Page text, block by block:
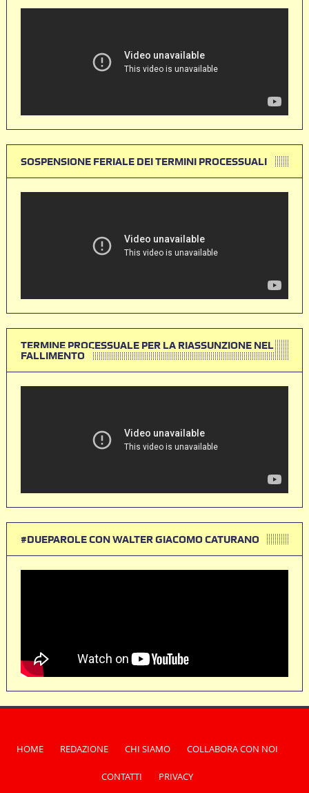
SOSPENSIONE FERIALE DEI TERMINI PROCESSUALI
TERMINE PROCESSUALE PER LA RIASSUNZIONE NEL
FALLIMENTO
#DUEPAROLE CON WALTER GIACOMO CATURANO
HOME REDAZIONE CHI SIAMO COLLABORA CON NOI
CONTATTI PRIVACY